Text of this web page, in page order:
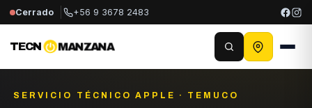
Cerrado +56 9 3678 2483
TECN MANZANA
SERVICIO TÉCNICO APPLE · TEMUCO